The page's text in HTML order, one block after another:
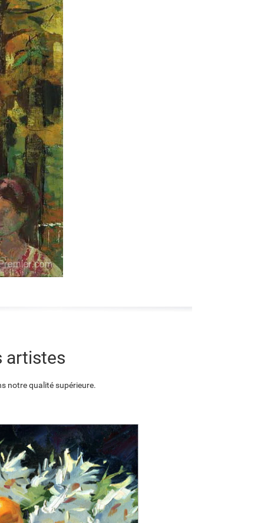
artistes
notre qualité supérieure.